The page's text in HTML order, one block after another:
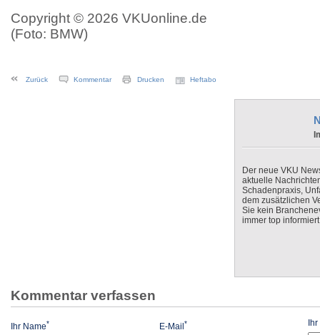
Copyright © 2026 VKUonline.de
(Foto: BMW)
Zurück Kommentar Drucken Heftabo
Der neue VKU
aktuelle
Schadenpraxis,
dem zusätzlichen
Sie kein
immer top
Kommentar verfassen
Ihr Name* E-Mail* Ihr